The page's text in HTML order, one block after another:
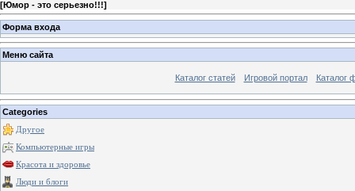
[Юмор - это серьезно!!!]
Форма входа
Меню сайта
Каталог статей Игровой портал Каталог
Categories
Другое
Компьютерные игры
Красота и здоровье
Люди и блоги